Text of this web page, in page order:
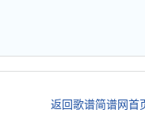
返回歌谱简谱网首